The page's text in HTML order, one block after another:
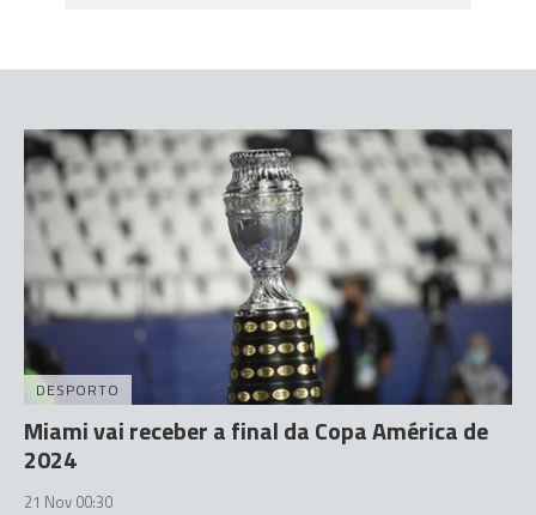
DESPORTO
Miami vai receber a final da Copa América de
2024
21 Nov 00:30